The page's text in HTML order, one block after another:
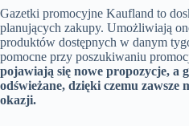
Gazetki promocyjne Kaufland to
planujących zakupy. Umożliwiają
produktów dostępnych w danym
pomocne przy poszukiwaniu
pojawiają się nowe propozycje, a
odświeżane, dzięki czemu zawsze
okazji.